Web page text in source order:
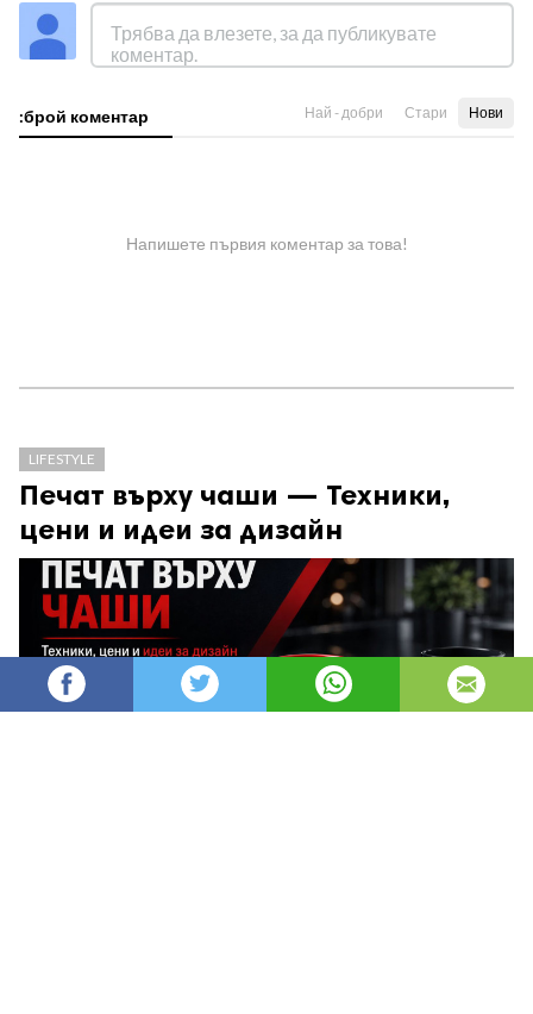
:брой коментар Най - добри Стари Нови
Напишете първия коментар за това!
LIFESTYLE
Печат върху чаши — Техники,
цени и идеи за дизайн